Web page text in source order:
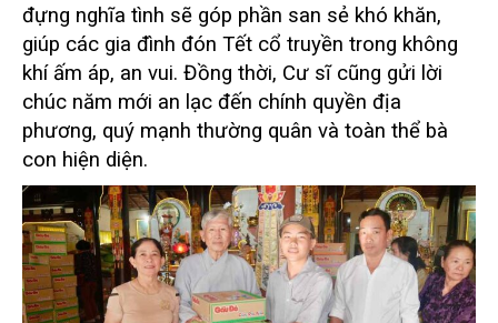
đựng nghĩa tình sẽ góp phần san sẻ khó khăn,
giúp các gia đình đón Tết cổ truyền trong không
khí ấm áp, an vui. Đồng thời, Cư sĩ cũng gửi lời
chúc năm mới an lạc đến chính quyền địa
phương, quý mạnh thường quân và toàn thể bà
con hiện diện.